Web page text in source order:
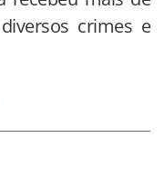
crimes e